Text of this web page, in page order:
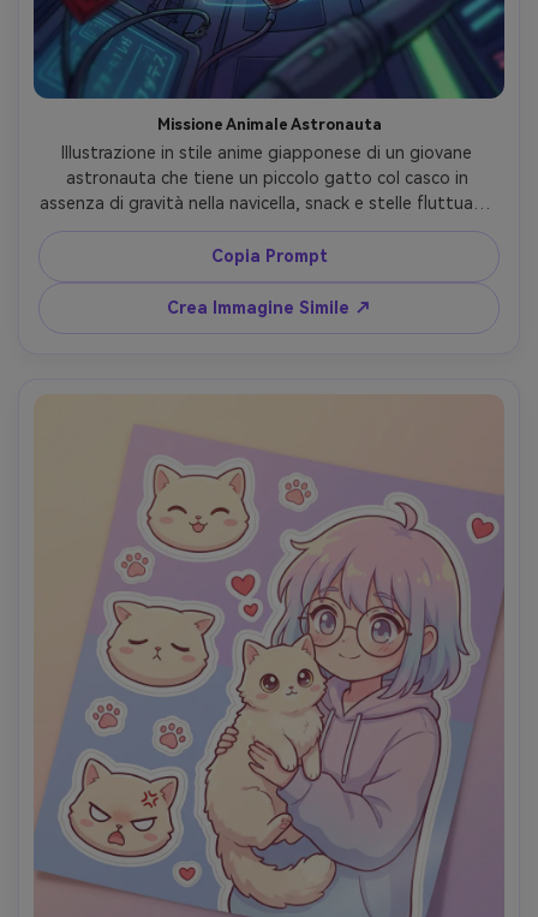
Missione Animale Astronauta
Illustrazione in stile anime giapponese di un giovane
astronauta che tiene un piccolo gatto col casco in
assenza di gravità nella navicella, snack e stelle fluttuanti
fuori dal finestrino, illuminazione sci-fi fredda, linee pulite,
cel shading lucido, atmosfera giocosa e avventurosa,
pannelli tech molto dettagliati, prospettiva dinamica,
lente 85mm, profondità di campo ridotta --ar 4:5
Copia Prompt
Crea Immagine Simile ↗